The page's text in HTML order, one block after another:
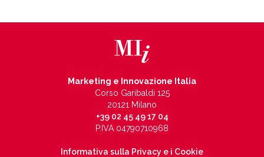
Marketing e Innovazione Italia
Corso Garibaldi 125
20121 Milano
+39 02 45 49 17 04
P.IVA 04790710968
Informativa sulla Privacy e i Cookie